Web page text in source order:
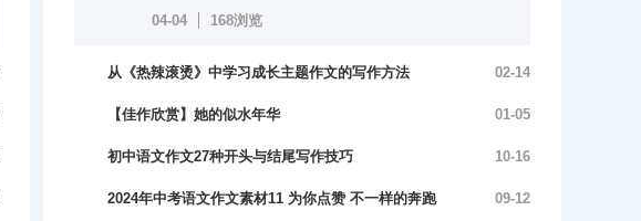
04-04 168浏览
从《热辣滚烫》中学习成长主题作文的写作方法 02-14
200浏览
【佳作欣赏】她的似水年华 01-05
210浏览
初中语文作文27种开头与结尾写作技巧 10-16
695浏览
2024年中考语文作文素材11 为你点赞 不一样的奔跑 09-12